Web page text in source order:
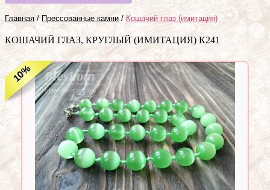
Главная / Прессованные камни / Кошачий глаз (имитация)
КОШАЧИЙ ГЛАЗ, КРУГЛЫЙ (ИМИТАЦИЯ) К241
10%